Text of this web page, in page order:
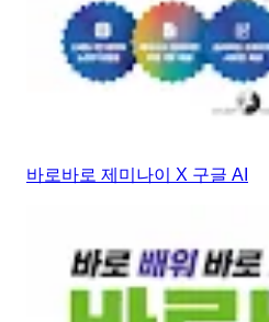
바로바로 제미나이 X 구글 AI